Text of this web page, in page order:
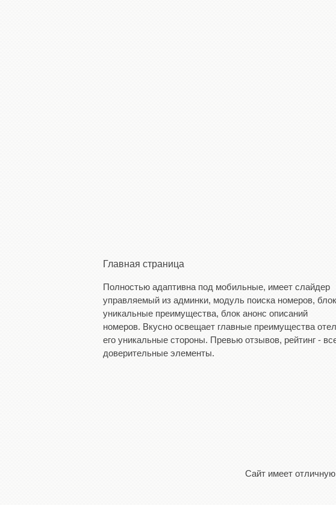
Главная страница
Полностью адаптивна под мобильные, имеет слайдер
управляемый из админки, модуль поиска номеров, блок
уникальные преимущества, блок анонс описаний
номеров. Вкусно освещает главные преимущества
его уникальные стороны. Превью отзывов, рейтинг -
доверительные элементы.
Сайт имеет